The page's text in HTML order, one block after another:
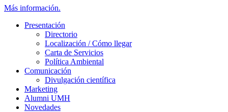
Más información.
Presentación
Presentación
Directorio
Localización / Cómo llegar
Carta de Servicios
Política Ambiental
Comunicación
Comunicación
Divulgación científica
Marketing
Alumni UMH
Novedades